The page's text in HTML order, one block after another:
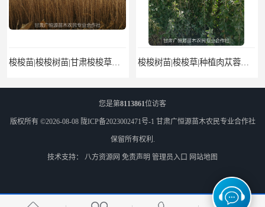
您是第8113861位访客
版权所有 ©2026-08-08 陇ICP备2023002471号-1 甘肃广恒源苗木农民专业合作社
保留所有权利.
技术支持： 八方资源网 免责声明 管理员入口 网站地图